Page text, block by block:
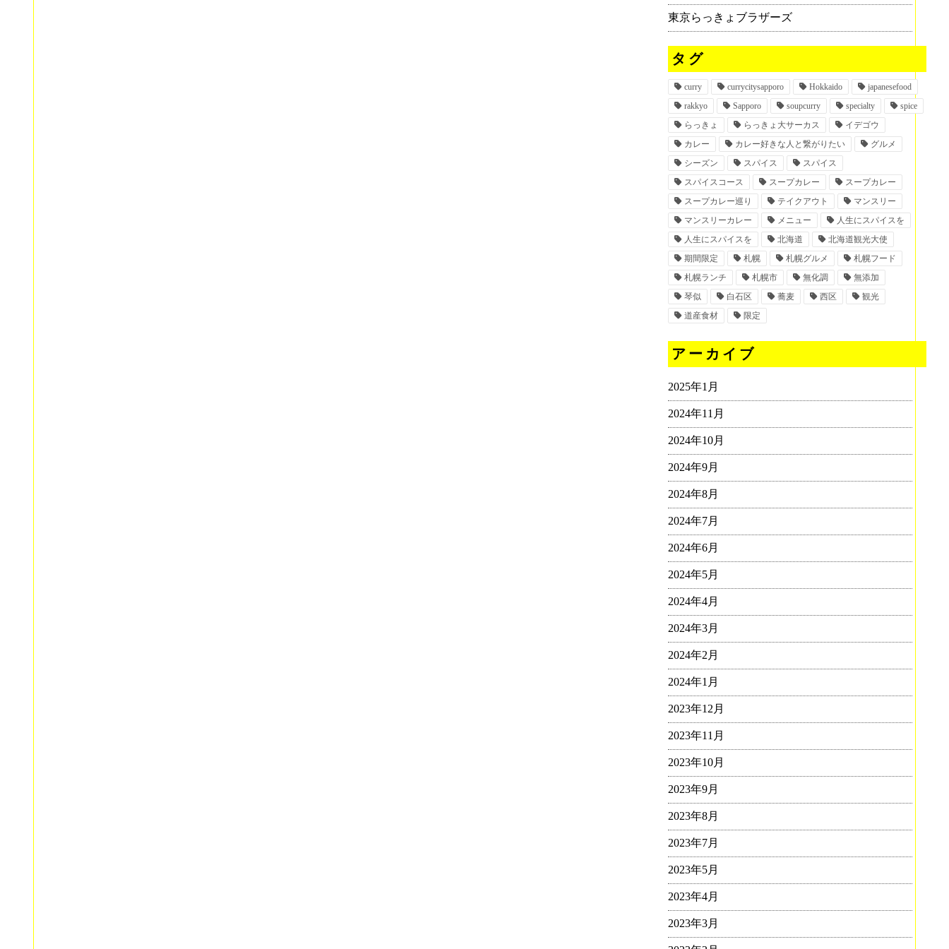
東京らっきょブラザーズ
タグ
curry currycitysapporo Hokkaido
japanesefood
rakkyo
Sapporo soupcurry specialty
spice
らっきょ
らっきょ大サーカス
イデゴウ
カレー
カレー好きな人と繋がりたい
グルメ
シーズン
スパイス
スパイス
スパイスコース
スープカレー
スープカレー
スープカレー巡り
テイクアウト
マンスリー
マンスリーカレー
メニュー
人生にスパイスを
人生にスパイスを
北海道
北海道観光大使
期間限定
札幌 札幌グルメ
札幌フード
札幌ランチ
札幌市 無化調
無添加
琴似
白石区 蕎麦 西区
観光
道産食材
限定
アーカイブ
2025年1月
2024年11月
2024年10月
2024年9月
2024年8月
2024年7月
2024年6月
2024年5月
2024年4月
2024年3月
2024年2月
2024年1月
2023年12月
2023年11月
2023年10月
2023年9月
2023年8月
2023年7月
2023年5月
2023年4月
2023年3月